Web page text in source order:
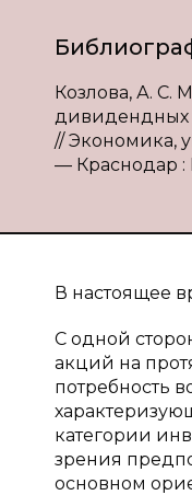
Козлова, А. С.
дивидендных
// Экономика,
— Краснодар :
В настоящее
С одной
акций на
потребность
категории
зрения
основном